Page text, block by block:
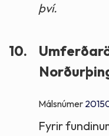
því.
10.
Málsnúmer
Fyrir